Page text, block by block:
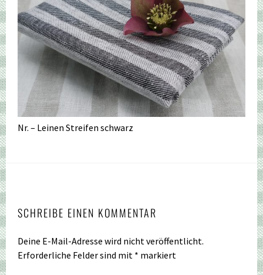
Nr. – Leinen Streifen schwarz
SCHREIBE EINEN KOMMENTAR
Deine E-Mail-Adresse wird nicht veröffentlicht.
Erforderliche Felder sind mit * markiert